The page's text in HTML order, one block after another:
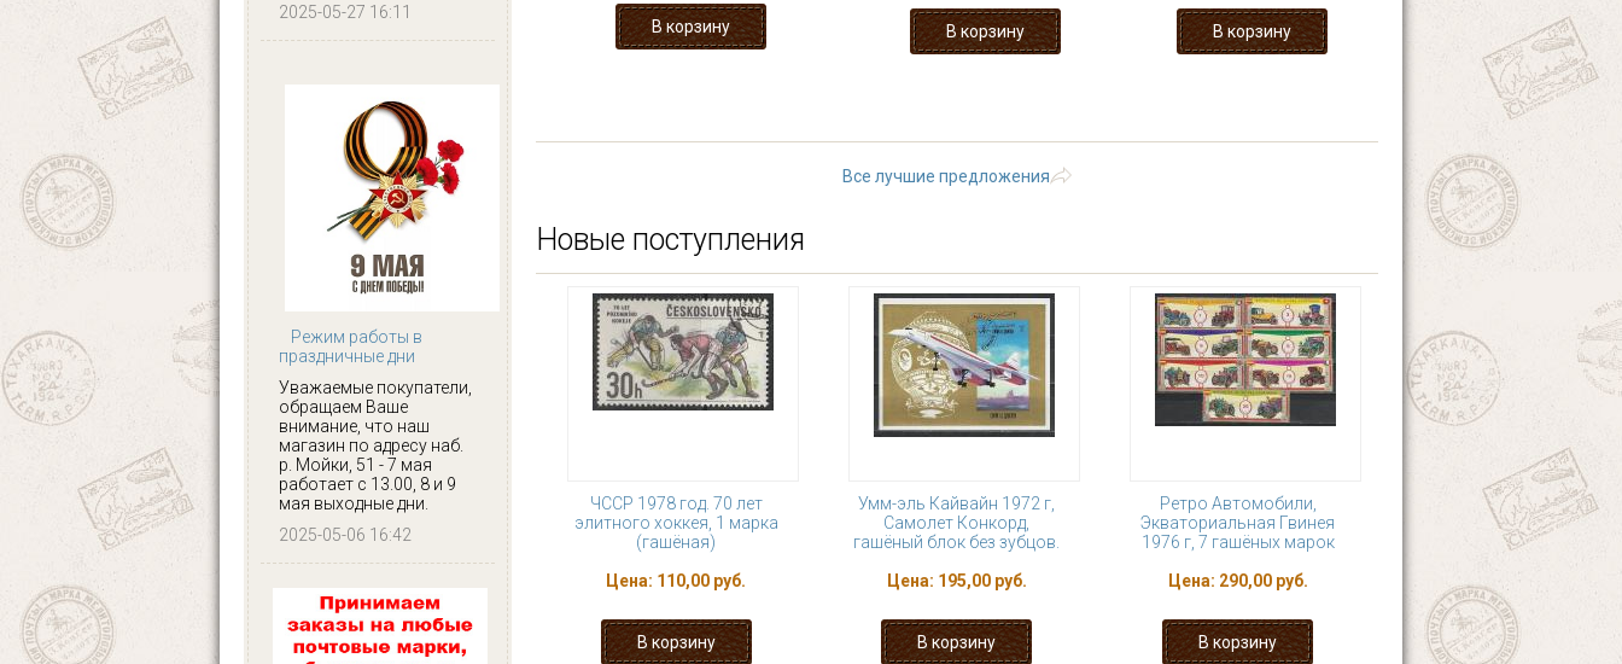
2025-05-27 16:11
Режим работы в
праздничные дни
Уважаемые покупатели,
обращаем Ваше
внимание, что наш
магазин по адресу наб.
р. Мойки, 51 - 7 мая
работает с 13.00, 8 и 9
мая выходные дни.
2025-05-06 16:42
Все лучшие предложения
Новые поступления
ЧССР 1978 год. 70 лет
элитного хоккея, 1 марка
(гашёная)
Цена: 110,00 руб.
Умм-эль Кайвайн 1972 г,
Самолет Конкорд,
гашёный блок без зубцов.
Цена: 195,00 руб.
Ретро Автомобили,
Экваториальная Гвинея
1976 г, 7 гашёных марок
Цена: 290,00 руб.